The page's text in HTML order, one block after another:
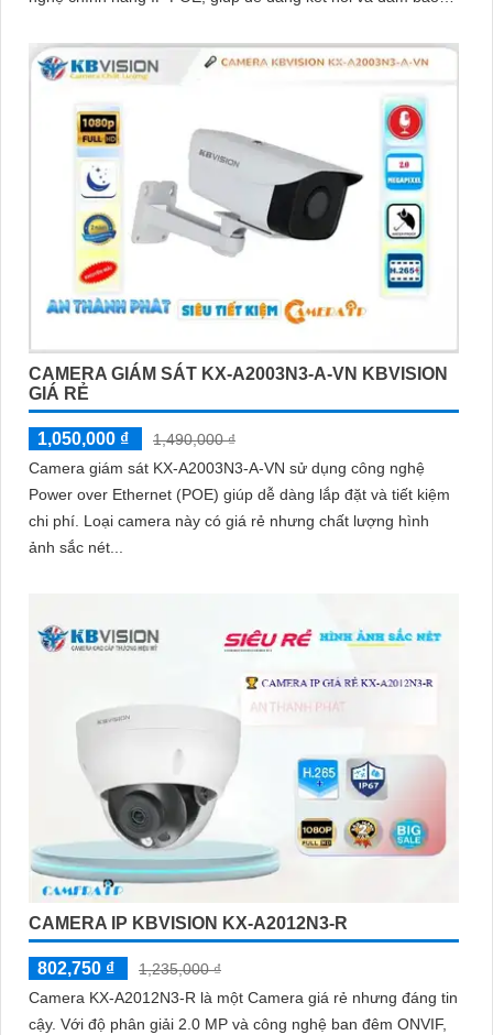
CAMERA GIÁM SÁT KX-A2003N3-A-VN KBVISION
GIÁ RẺ
1,050,000 ₫
1,490,000 ₫
Camera giám sát KX-A2003N3-A-VN sử dụng công nghệ
Power over Ethernet (POE) giúp dễ dàng lắp đặt và tiết kiệm
chi phí. Loại camera này có giá rẻ nhưng chất lượng hình
ảnh sắc nét...
CAMERA IP KBVISION KX-A2012N3-R
802,750 ₫
1,235,000 ₫
Camera KX-A2012N3-R là một Camera giá rẻ nhưng đáng tin
cậy. Với độ phân giải 2.0 MP và công nghệ ban đêm ONVIF,